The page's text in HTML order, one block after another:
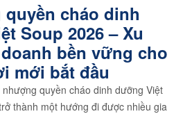
cháo dinh
Soup 2026 – Xu
bền vững cho
mới bắt đầu
quyền cháo dinh dưỡng Việt
thành một hướng đi được nhiều gia